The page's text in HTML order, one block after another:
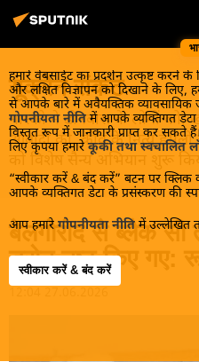
हमारे वेबसाईट का प्रदर्शन उत्कृष्ट करने
और लक्षित विज्ञापन को दिखाने के लिए,
से आपके बारे में अवैयक्तिक व्यावसायिक
गोपनीयता नीति में आपके व्यक्तिगत डेटा
विस्तृत रूप में जानकारी प्राप्त कर सकते
लिए कृपया हमारे कूकी तथा स्वचालित
“स्वीकार करें & बंद करें” बटन पर
आपके व्यक्तिगत डेटा के प्रसंस्करण की
आप हमारे गोपनीयता नीति में उल्लेखित
स्वीकार करें & बंद करें
यूक्रेन संकट
मास्को ने डोनबास के लोगों को,
आबादी को, कीव के नित्य
को विशेष सैन्य अभियान शुरू
बेलगोरोद से ब्लैक
ड्रोन नष्ट किए गए: